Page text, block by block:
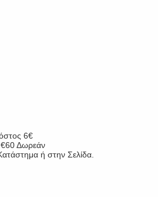
6€
€60 Δωρεάν
ή στην Σελίδα.